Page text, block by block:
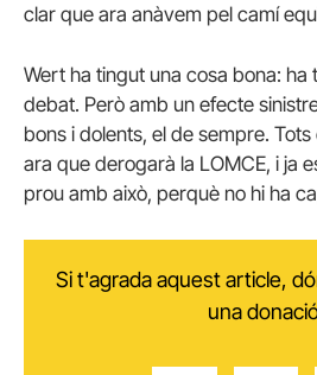
clar que ara anàvem pel camí
Wert ha tingut una cosa bona: ha
debat. Però amb un efecte
bons i dolents, el de sempre.
ara que derogarà la LOMCE, i ja
prou amb això, perquè no hi ha
Si t'agrada aquest article,
una